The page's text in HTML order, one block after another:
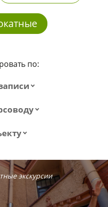
по:
экскурсии